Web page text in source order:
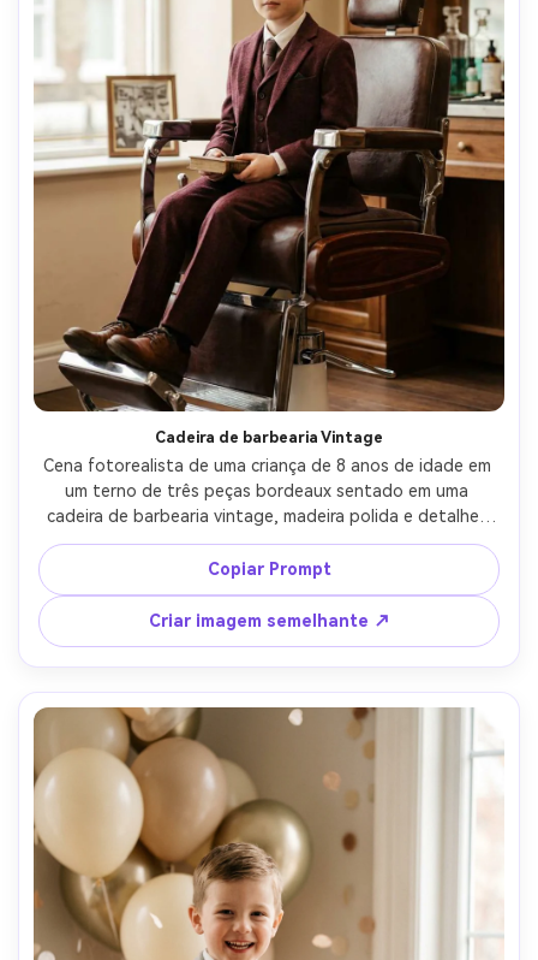
Cadeira de barbearia Vintage
Cena fotorealista de uma criança de 8 anos de idade em
um terno de três peças bordeaux sentado em uma
cadeira de barbearia vintage, madeira polida e detalhes
cromados, luz brilhante da janela com sombras suaves,
tirado em Sony A7R V, 50mm f/1.4, moldura média, grau de
cor nostálgica, alfaiataria de terno nítido, atmosfera
limpa e familiar, qualidade de retrato editorial-AR 4:5
Copiar Prompt
Criar imagem semelhante ↗